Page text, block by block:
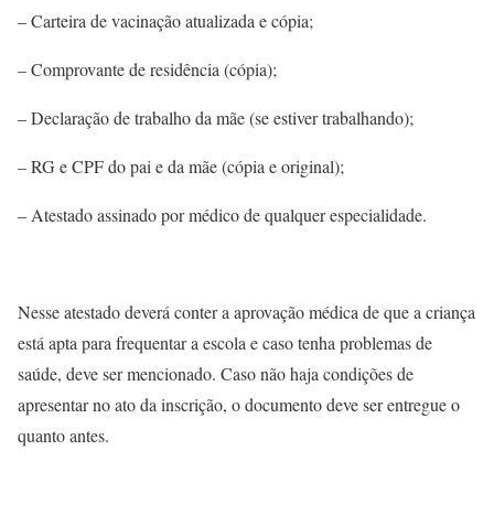
– Carteira de vacinação atualizada e cópia;
– Comprovante de residência (cópia);
– Declaração de trabalho da mãe (se estiver trabalhando);
– RG e CPF do pai e da mãe (cópia e original);
– Atestado assinado por médico de qualquer especialidade.
Nesse atestado deverá conter a aprovação médica de que a criança
está apta para frequentar a escola e caso tenha problemas de
saúde, deve ser mencionado. Caso não haja condições de
apresentar no ato da inscrição, o documento deve ser entregue o
quanto antes.